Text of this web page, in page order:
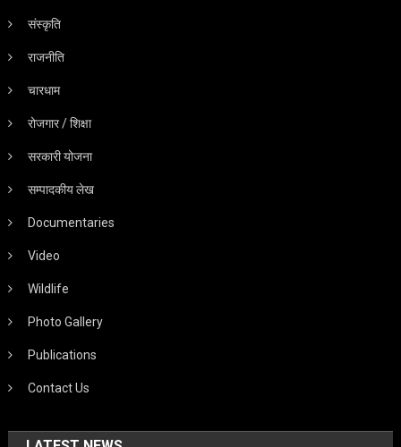
संस्कृति
राजनीति
चारधाम
रोजगार / शिक्षा
सरकारी योजना
सम्पादकीय लेख
Documentaries
Video
Wildlife
Photo Gallery
Publications
Contact Us